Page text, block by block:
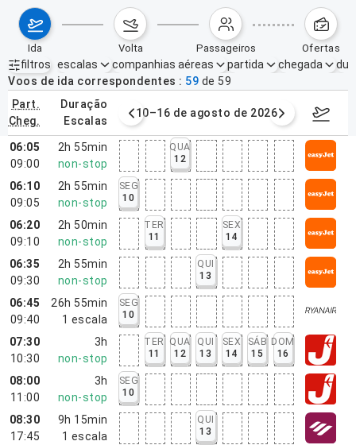
ida volta passageiros ofertas
filtros
Filtros ativos nenhum
escalas companhias aéreas partida chegada
Voos de ida correspondentes
59 de 59
part.
cheg.
duração
escalas
agosto de 2026 10–16 de agosto de 2026 17–23
06:05
09:00
2h 55min
non-stop
QUA
12
06:10
09:05
2h 55min
non-stop
SEG
10
06:20
09:10
2h 50min
non-stop
TER
11
SEX
14
06:35
09:30
2h 55min
non-stop
QUI
13
06:45
09:40
26h 55min
1 escala
SEG
10
07:30
10:30
3h
non-stop
TER
11
QUA
12
QUI
13
SEX
14
SÁB
15
DOM
16
08:00
11:00
3h
non-stop
SEG
10
08:30
17:45
9h 15min
1 escala
QUI
13